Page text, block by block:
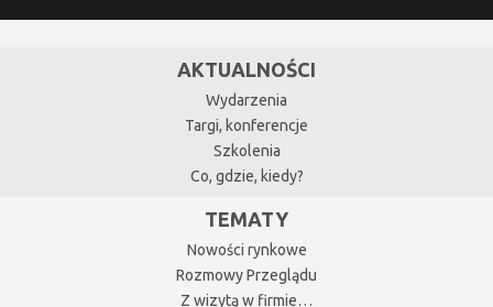
AKTUALNOŚCI
Wydarzenia
Targi, konferencje
Szkolenia
Co, gdzie, kiedy?
TEMATY
Nowości rynkowe
Rozmowy Przeglądu
Z wizytą w firmie…